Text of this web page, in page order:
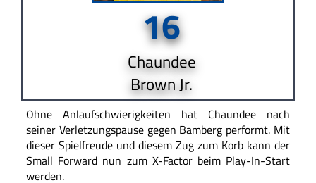
16
Chaundee
Brown Jr.
Ohne Anlaufschwierigkeiten hat Chaundee nach
seiner Verletzungspause gegen Bamberg performt. Mit
dieser Spielfreude und diesem Zug zum Korb kann der
Small Forward nun zum X-Factor beim Play-In-Start
werden.